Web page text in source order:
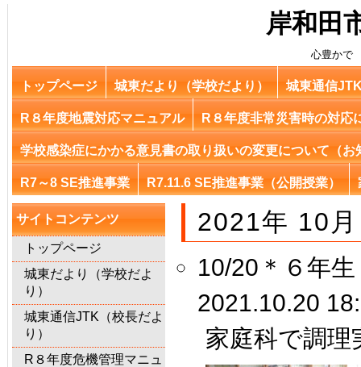
岸和田
心豊かで
トップページ 城東だより（学校だより） 城東通信
R８年度地震対応マニュアル R８年度非常災害時の対応
学校感染症にかかる意見書の取り扱いの変更について（お
R7～8 SE推進事業 R7.11.6 SE推進事業（公開授業）
サイトコンテンツ
トップページ
城東だより（学校だよ
り）
城東通信JTK（校長だよ
り）
R８年度危機管理マニュ
2021年 10月
10/20＊６年
2021.10.20
家庭科で調